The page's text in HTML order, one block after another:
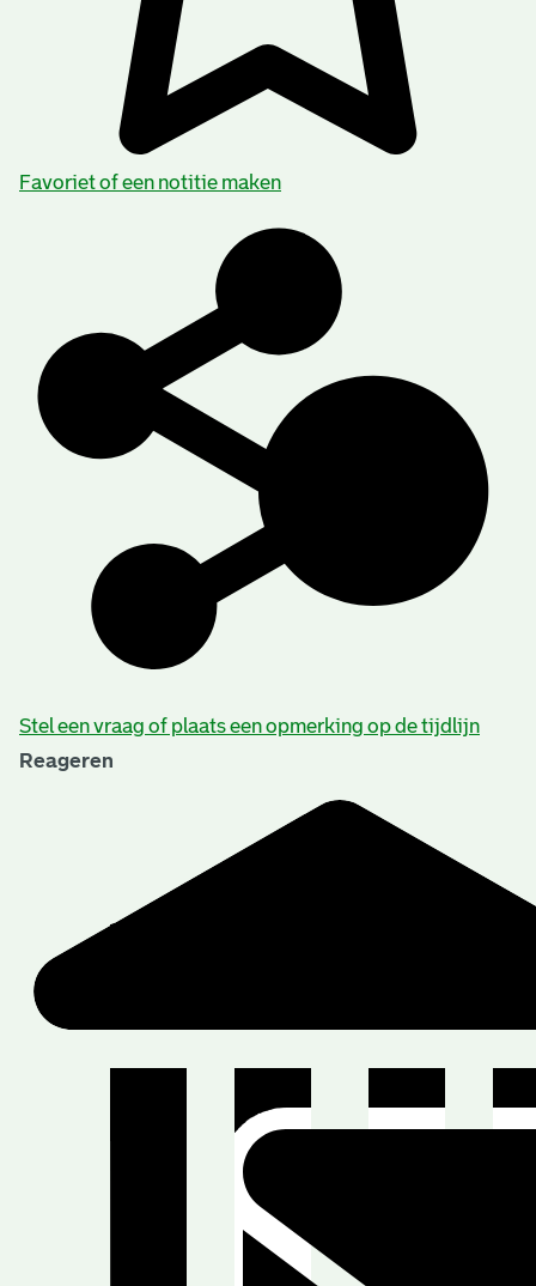
Favoriet of een notitie maken
Stel een vraag of plaats een opmerking op de tijdlijn
Reageren